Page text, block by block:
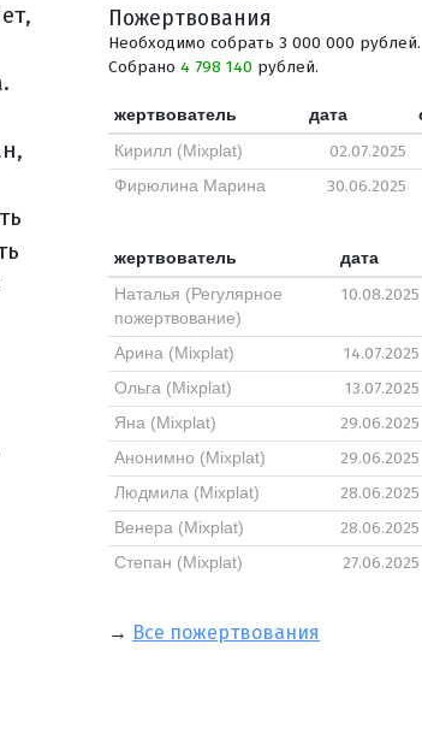
Пожертвования
Необходимо собрать 3 000 000 рублей.
Собрано 4 798 140 рублей.
жертвователь дата
Кирилл (Mixplat)
02.07.2025
Фирюлина Марина
30.06.2025
жертвователь дата
Наталья (Регулярное
пожертвование)
10.08.2025
Арина (Mixplat) 14.07.2025
Ольга (Mixplat)
13.07.2025
Яна (Mixplat)
29.06.2025
Анонимно (Mixplat)
29.06.2025
Людмила (Mixplat)
28.06.2025
Венера (Mixplat)
28.06.2025
Степан (Mixplat)
27.06.2025
→ Все пожертвования